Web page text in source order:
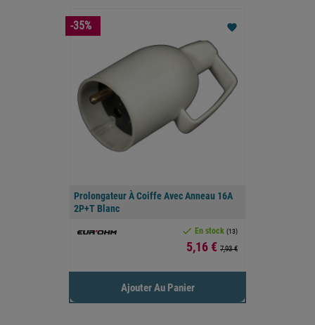
Prolongateur À Coiffe Avec Anneau 16A
2P+T Blanc
 En stock (13)
Prix
5,16 € 7,93 €
favorite
Ajouter Au Panier
-35%